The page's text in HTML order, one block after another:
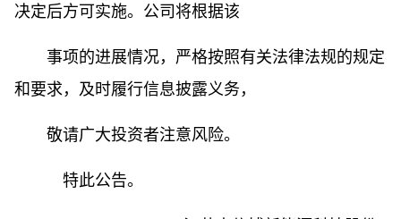
决定后方可实施。公司将根据该
事项的进展情况，严格按照有关法律法规的规定
和要求，及时履行信息披露义务，
敬请广大投资者注意风险。
特此公告。